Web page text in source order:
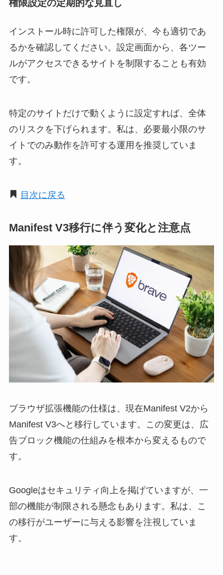
権限設定の定期的な見直し
インストール時に許可した権限が、今も適切であ
るかを確認してください。設定画面から、各ツー
ルがアクセスできるサイトを制限することも有効
です。
特定のサイトだけで動くように設定すれば、全体
のリスクを下げられます。私は、必要最小限のサ
イトでのみ動作を許可する運用を推奨していま
す。
目次に戻る
Manifest V3移行に伴う変化と注意点
ブラウザ拡張機能の仕様は、現在Manifest V2から
Manifest V3へと移行しています。この変更は、広
告ブロック機能の仕組みを根本から変えるもので
す。
Googleはセキュリティ向上を掲げていますが、一
部の機能が制限される懸念もあります。私は、こ
の移行がユーザーに与える影響を注視していま
す。